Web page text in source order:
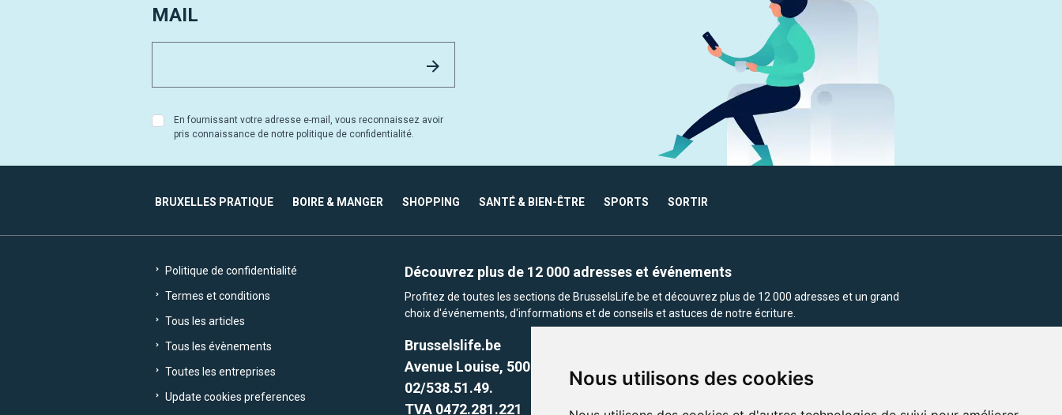
Nous utilisons des cookies
MAIL
En fournissant votre adresse e-mail, vous reconnaissez avoir
pris connaissance de notre politique de confidentialité.
BRUXELLES PRATIQUE BOIRE & MANGER SHOPPING SANTÉ & BIEN-ÊTRE SPORTS SORTIR
Politique de confidentialité
Termes et conditions
Tous les articles
Tous les évènements
Toutes les entreprises
Update cookies preferences
Découvrez plus de 12 000 adresses et événements
Profitez de toutes les sections de BrusselsLife.be et découvrez plus de 12 000 adresses et un grand
choix d'événements, d'informations et de conseils et astuces de notre écriture.
Brusselslife.be
Avenue Louise, 500 -1050 Ixelles, Brussels,
02/538.51.49.
TVA 0472.281.221